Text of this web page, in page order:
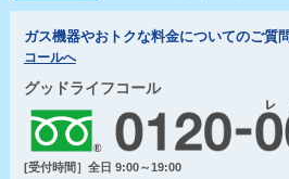
ガス機器やおトクな料金についてのご質
コールへ
グッドライフコール
[受付時間］全日 9:00～19:00